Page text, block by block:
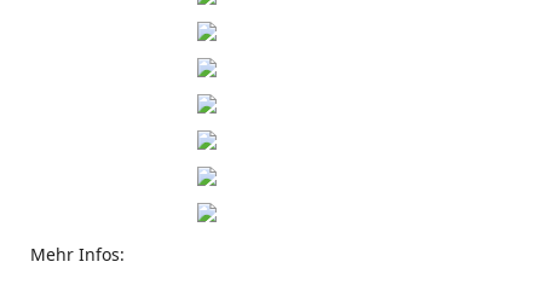
Mehr Infos: